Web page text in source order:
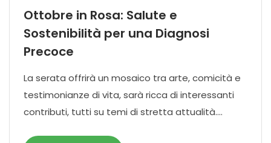
Ottobre in Rosa: Salute e
Sostenibilità per una Diagnosi
Precoce
La serata offrirà un mosaico tra arte, comicità e
testimonianze di vita, sarà ricca di interessanti
contributi, tutti su temi di stretta attualità....